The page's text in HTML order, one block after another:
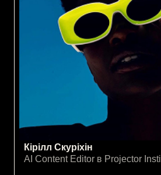
Кірілл Скуріхін
AI Content Editor в Projector